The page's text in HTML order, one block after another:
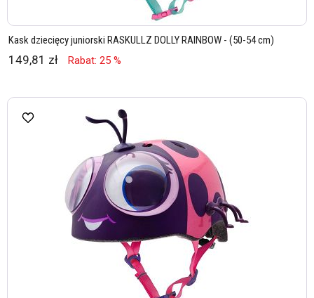
Kask dziecięcy juniorski RASKULLZ DOLLY RAINBOW - (50-54 cm)
149,81 zł Rabat: 25 %